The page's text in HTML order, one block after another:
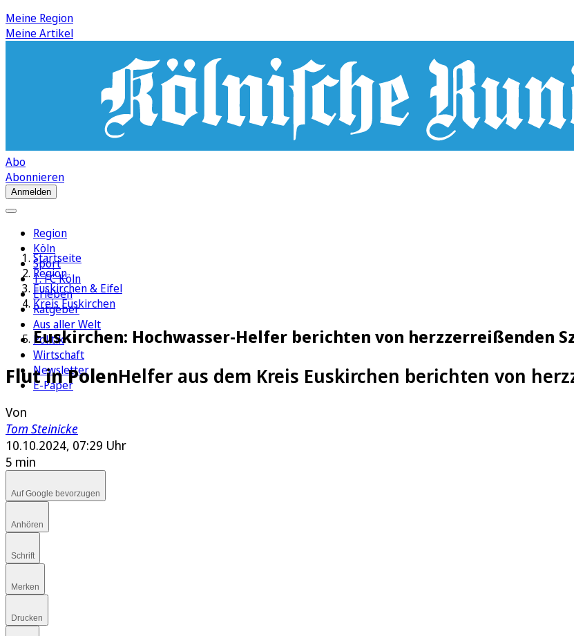
Meine Region
Meine Artikel
Abo
Abonnieren
Anmelden
Region
Köln
Sport
1. FC Köln
Erleben
Ratgeber
Aus aller Welt
Politik
Wirtschaft
Newsletter
E-Paper
Startseite
Region
Euskirchen & Eifel
Kreis Euskirchen
Euskirchen: Hochwasser-Helfer berichten von herzzerreißenden
Flut in PolenHelfer aus dem Kreis Euskirchen berichten von
Von
Tom Steinicke
10.10.2024, 07:29 Uhr
5 min
Auf Google bevorzugen
Anhören
Schrift
Merken
Drucken